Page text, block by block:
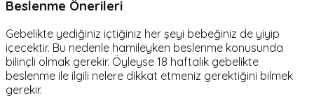
Beslenme Önerileri
Gebelikte yediğiniz içtiğiniz her şeyi bebeğiniz de yiyip
içecektir. Bu nedenle hamileyken beslenme konusunda
bilinçli olmak gerekir. Öyleyse 18 haftalık gebelikte
beslenme ile ilgili nelere dikkat etmeniz gerektiğini bilmek
gerekir.